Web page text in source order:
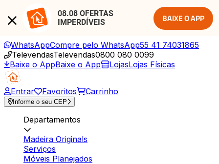
08.08 OFERTAS
IMPERDÍVEIS
BAIXE O APP
WhatsAppCompre pelo WhatsApp55 41 74031865
TelevendasTelevendas0800 080 0099
Baixe o AppBaixe o App LojasLojas Físicas
Entrar Favoritos Carrinho
Informe o seu CEP
Departamentos
Madeira Originals
Serviços
Móveis Planejados